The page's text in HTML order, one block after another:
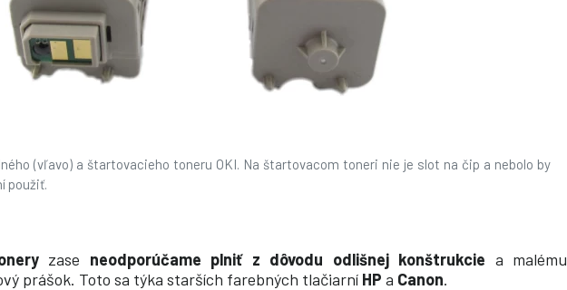
(vľavo) a štartovacieho toneru OKI. Na štartovacom toneri nie je slot na čip a nebolo by
použiť.
zase neodporúčame plniť z dôvodu odlišnej konštrukcie a malému
prášok. Toto sa týka starších farebných tlačiarní HP a Canon.